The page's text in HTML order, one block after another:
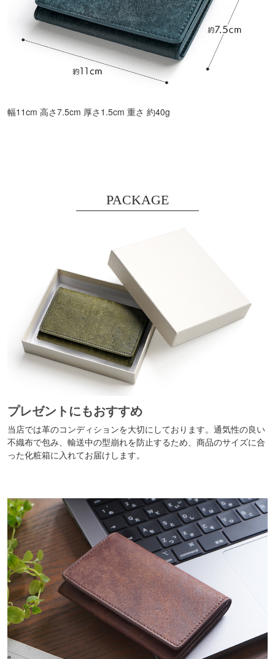
幅11cm 高さ7.5cm 厚さ1.5cm 重さ 約40g
PACKAGE
プレゼントにもおすすめ
当店では革のコンディションを大切にしております。通気性の良い
不織布で包み、輸送中の型崩れを防止するため、商品のサイズに合
った化粧箱に入れてお届けします。